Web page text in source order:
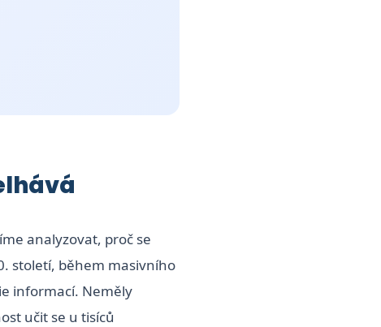
analyzovat, proč se
století, během masivního
informací. Neměly
učit se u tisíců